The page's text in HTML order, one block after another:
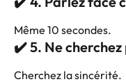
Même 10 secondes.
✔️ 5. Ne
Cherchez la sincérité.